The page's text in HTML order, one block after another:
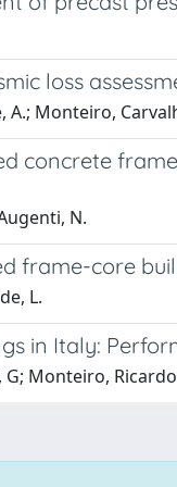
loss
A.; Monteiro,
concrete
N.
frame-core
L.
in Italy:
G; Monteiro,